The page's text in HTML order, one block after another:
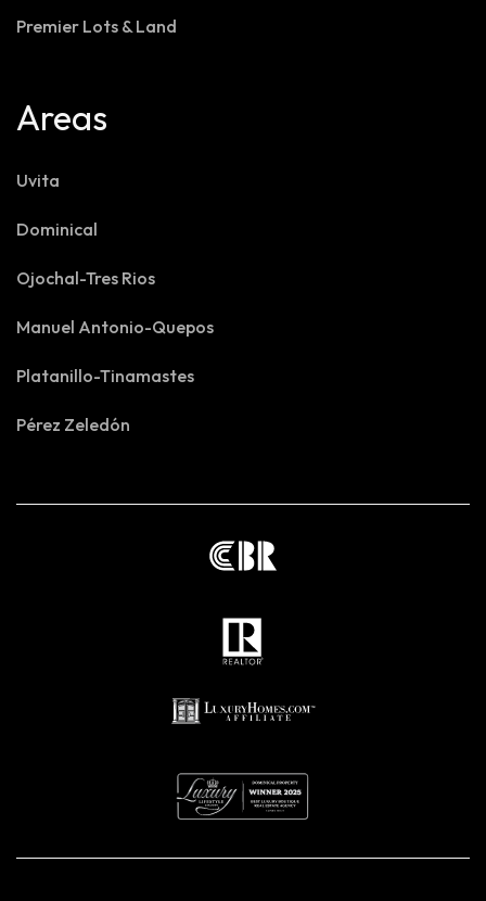
Premier Lots & Land
Areas
Uvita
Dominical
Ojochal-Tres Rios
Manuel Antonio-Quepos
Platanillo-Tinamastes
Pérez Zeledón